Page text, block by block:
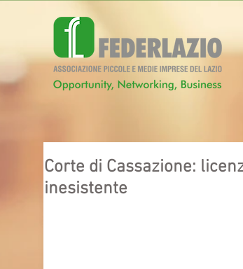
Corte di Cassazione:
inesistente